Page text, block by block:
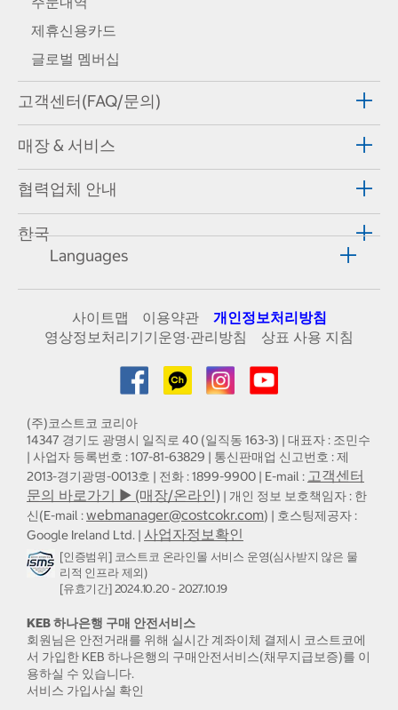
제휴신용카드
글로벌 멤버십
고객센터(FAQ/문의)
매장 & 서비스
협력업체 안내
한국
Languages
사이트맵 이용약관
개인정보처리방침
영상정보처리기기운영·관리방침
상표 사용 지침
(주)코스트코 코리아
14347 경기도 광명시 일직로 40 (일직동 163-3) | 대표자 : 조민수
| 사업자 등록번호 : 107-81-63829 | 통신판매업 신고번호 : 제
2013-경기광명-0013호 | 전화 : 1899-9900 | E-mail : 고객센터
문의 바로가기 ▶ (매장/온라인) | 개인 정보 보호책임자 : 한
신(E-mail :webmanager@costcokr.com) | 호스팅제공자 :
Google Ireland Ltd. | 사업자정보확인
[인증범위] 코스트코 온라인몰 서비스 운영(심사받지 않은 물
리적 인프라 제외)
[유효기간] 2024.10.20 - 2027.10.19
KEB 하나은행 구매 안전서비스
회원님은 안전거래를 위해 실시간 계좌이체 결제시 코스트코에
서 가입한 KEB 하나은행의 구매안전서비스(채무지급보증)를 이
용하실 수 있습니다.
서비스 가입사실 확인